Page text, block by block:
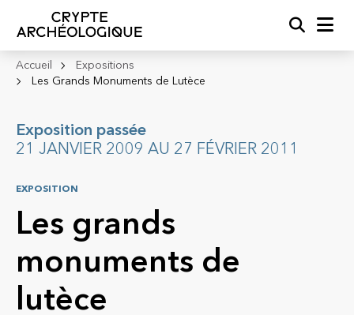
Accueil
Expositions
Les Grands Monuments de Lutèce
Exposition passée
21 JANVIER 2009 AU 27 FÉVRIER 2011
EXPOSITION
Les grands
monuments de
lutèce